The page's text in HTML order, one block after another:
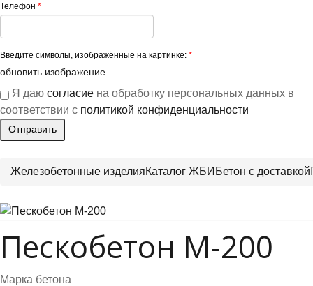
Телефон *
Введите символы, изображённые на картинке: *
обновить изображение
Я даю согласие на обработку персональных данных в
соответствии с политикой конфиденциальности
Железобетонные изделияКаталог ЖБИ Бетон с доставкой
Пескобетон М-200
Марка бетона